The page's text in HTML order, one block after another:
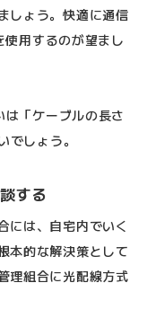
しょう。快適に通信
用するのが望まし
「ケーブルの長さ
しょう。
する
には、自宅内でいく
本的な解決策として
理組合に光配線方式